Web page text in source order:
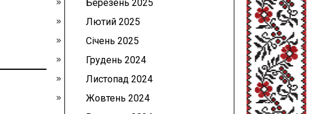
Березень 2025
Лютий 2025
Січень 2025
Грудень 2024
Листопад 2024
Жовтень 2024